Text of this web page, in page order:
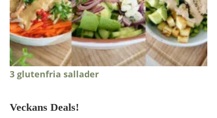
3 glutenfria sallader
Veckans Deals!